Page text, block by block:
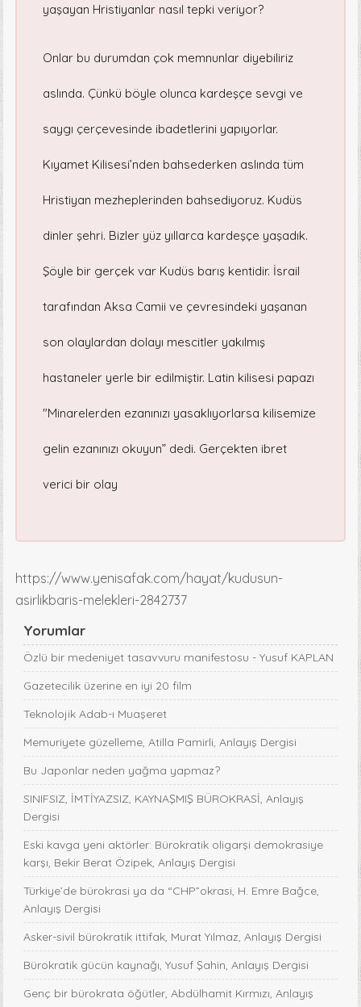
yaşayan Hristiyanlar nasıl tepki veriyor?
Onlar bu durumdan çok memnunlar diyebiliriz
aslında. Çünkü böyle olunca kardeşçe sevgi ve
saygı çerçevesinde ibadetlerini yapıyorlar.
Kıyamet Kilisesi’nden bahsederken aslında tüm
Hristiyan mezheplerinden bahsediyoruz. Kudüs
dinler şehri. Bizler yüz yıllarca kardeşçe yaşadık.
Şöyle bir gerçek var Kudüs barış kentidir. İsrail
tarafından Aksa Camii ve çevresindeki yaşanan
son olaylardan dolayı mescitler yakılmış
hastaneler yerle bir edilmiştir. Latin kilisesi papazı
"Minarelerden ezanınızı yasaklıyorlarsa kilisemize
gelin ezanınızı okuyun” dedi. Gerçekten ibret
verici bir olay
https://www.yenisafak.com/hayat/kudusun-
asirlikbaris-melekleri-2842737
Yorumlar
Özlü bir medeniyet tasavvuru manifestosu - Yusuf KAPLAN
Gazetecilik üzerine en iyi 20 film
Teknolojik Adab-ı Muaşeret
Memuriyete güzelleme, Atilla Pamirli, Anlayış Dergisi
Bu Japonlar neden yağma yapmaz?
SINIFSIZ, İMTİYAZSIZ, KAYNAŞMIŞ BÜROKRASİ, Anlayış
Dergisi
Eski kavga yeni aktörler: Bürokratik oligarşi demokrasiye
karşı, Bekir Berat Özipek, Anlayış Dergisi
Türkiye’de bürokrasi ya da “CHP”okrasi, H. Emre Bağce,
Anlayış Dergisi
Asker-sivil bürokratik ittifak, Murat Yılmaz, Anlayış Dergisi
Bürokratik gücün kaynağı, Yusuf Şahin, Anlayış Dergisi
Genç bir bürokrata öğütler, Abdülhamit Kırmızı, Anlayış